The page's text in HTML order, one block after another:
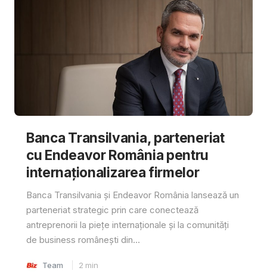
Banca Transilvania, parteneriat
cu Endeavor România pentru
internaționalizarea firmelor
Banca Transilvania și Endeavor România lansează un
parteneriat strategic prin care conectează
antreprenorii la piețe internaționale și la comunități
de business românești din...
Team 2 min